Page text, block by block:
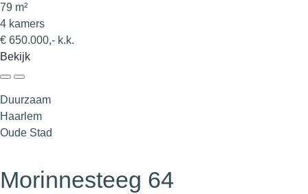
79 m²
4 kamers
€ 650.000,- k.k.
Bekijk
Duurzaam
Haarlem
Oude Stad
Morinnesteeg 64